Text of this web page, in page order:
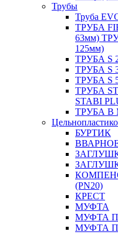
Трубы
Труба
ТРУБА
63мм)
125мм)
ТРУБА S
ТРУБА S
ТРУБА S
ТРУБА
STABI
ТРУБА В
БУРТИК
(PN20)
КРЕСТ
МУФТА
МУФТА
МУФТА